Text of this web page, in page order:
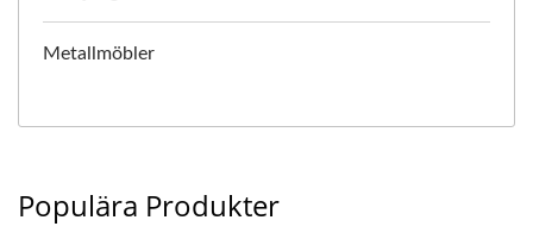
Metallmöbler
Populära Produkter